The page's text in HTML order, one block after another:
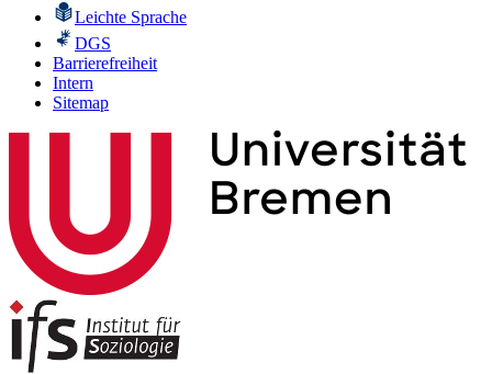
Leichte Sprache
DGS
Barrierefreiheit
Intern
Sitemap